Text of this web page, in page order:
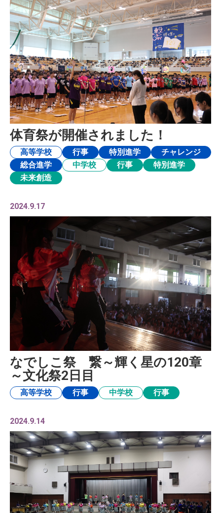
体育祭が開催されました！
高等学校 行事 特別進学
チャレンジ
総合進学
中学校 行事
特別進学
未来創造
2024.9.17
なでしこ祭 繋～輝く星の120章
～文化祭2日目
高等学校 行事 中学校 行事
2024.9.14